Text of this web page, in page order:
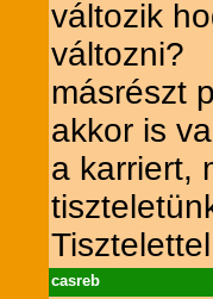
változik
változni?
másrészt
akkor is
a karriert,
casreb